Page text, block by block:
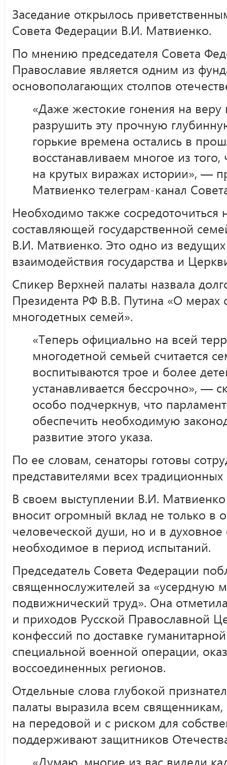
Заседание открылось
Совета Федерации В.И. Матвиенко.
По мнению председателя Совета
Православие является одним из
основополагающих столпов
«Даже жестокие гонения на веру
разрушить эту прочную
горькие времена остались в
восстанавливаем многое из того,
на крутых виражах истории», —
Матвиенко телеграм-канал
Необходимо также сосредоточиться
составляющей государственной
В.И. Матвиенко. Это одно из
взаимодействия государства и
Спикер Верхней палаты назвала
Президента РФ В.В. Путина «О
многодетных семей».
«Теперь официально на всей
многодетной семьей считается
воспитываются трое и более
устанавливается бессрочно», —
особо подчеркнув, что
обеспечить необходимую
развитие этого указа.
По ее словам, сенаторы готовы
представителями всех
В своем выступлении В.И.
вносит огромный вклад не только в
человеческой души, но и в
необходимое в период испытаний.
Председатель Совета Федерации
священнослужителей за «усердную
подвижнический труд». Она
и приходов Русской Православной
конфессий по доставке
специальной военной операции,
воссоединенных регионов.
Отдельные слова глубокой
палаты выразила всем священникам,
на передовой и с риском для
поддерживают защитников
«Думаю, многие из вас видели